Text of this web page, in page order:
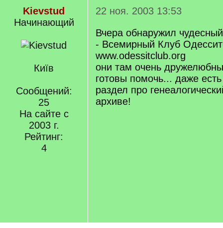
Kievstud
Начинающий
Київ
Сообщений:
25
На сайте с
2003 г.
Рейтинг:
4
22 ноя. 2003 13:53
Вчера обнаружил
- Всемирный Клуб
www.odessitclub.org
они там очень
готовы помочь... даже
раздел про
архиве!